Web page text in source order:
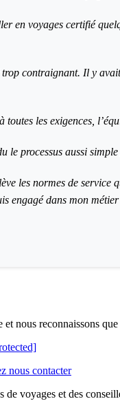
en voyages certifié
contraignant. Il y
toutes les exigences,
le processus aussi
les normes de
engagé dans mon
nous reconnaissons
nous contacter
voyages et des